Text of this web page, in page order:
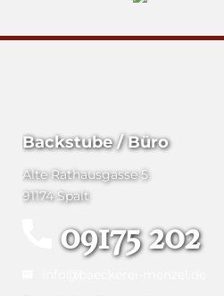
Backstube / Büro
Alte Rathausgasse 5
91174 Spalt
09175 202